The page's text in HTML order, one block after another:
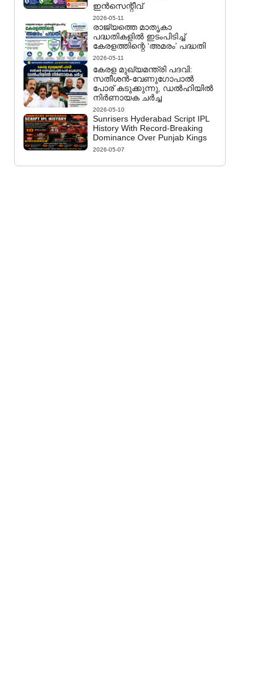
ഇൻസെന്റീവ്
2026-05-11
രാജ്യത്തെ മാതൃകാ
പദ്ധതികളിൽ ഇടംപിടിച്ച്
കേരളത്തിന്റെ ‘അമരം’ പദ്ധതി
2026-05-11
കേരള മുഖ്യമന്ത്രി പദവി:
സതീശൻ-വേണുഗോപാൽ
പോര് കടുക്കുന്നു, ഡൽഹിയിൽ
നിർണായക ചർച്ച
2026-05-10
Sunrisers Hyderabad Script IPL
History With Record-Breaking
Dominance Over Punjab Kings
2026-05-07